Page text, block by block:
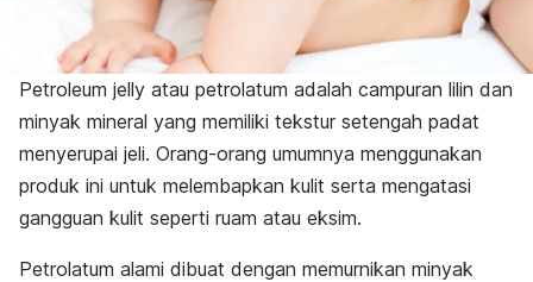
Petroleum jelly atau petrolatum adalah campuran lilin dan
minyak mineral yang memiliki tekstur setengah padat
menyerupai jeli. Orang-orang umumnya menggunakan
produk ini untuk melembapkan kulit serta mengatasi
gangguan kulit seperti ruam atau eksim.
Petrolatum alami dibuat dengan memurnikan minyak